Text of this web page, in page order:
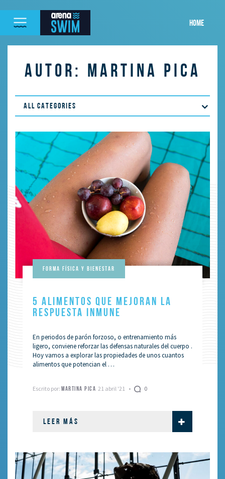
HOME
AUTOR: MARTINA PICA
ALL CATEGORIES
Forma Física Y Bienestar
5 ALIMENTOS QUE MEJORAN LA
RESPUESTA INMUNE
En periodos de parón forzoso, o entrenamiento más
ligero, conviene reforzar las defensas naturales del cuerpo .
Hoy vamos a explorar las propiedades de unos cuantos
alimentos que potencian el …
Escrito por: MARTINA PICA 21 abril '21 0
LEER MÁS